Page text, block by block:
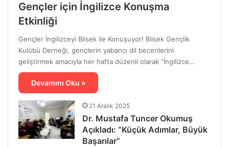
Gençler için İngilizce Konuşma
Etkinliği
Gençler İngilizceyi Bilsek ile Konuşuyor! Bilsek Gençlik
Kulübü Derneği, gençlerin yabancı dil becerilerini
geliştirmek amacıyla her hafta düzenli olarak “İngilizce…
Devamını Oku »
21 Aralık 2025
Dr. Mustafa Tuncer Okumuş
Açıkladı: “Küçük Adımlar, Büyük
Başarılar”